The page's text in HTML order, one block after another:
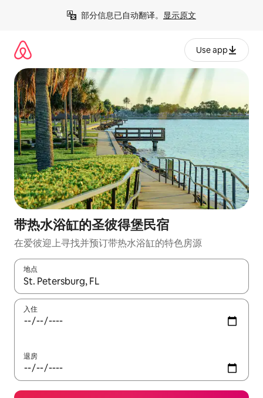
部分信息已自动翻译。 显示原文
Use app
带热水浴缸的圣彼得堡民宿
在爱彼迎上寻找并预订带热水浴缸的特色房源
地点
如有搜索结果，请使用上下方向键查看，或通过点击或滑动手势
入住
退房